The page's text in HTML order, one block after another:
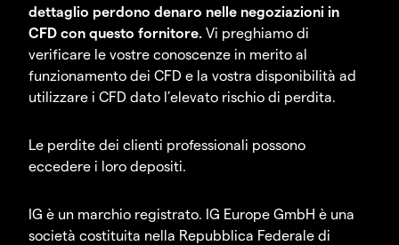
dettaglio perdono denaro nelle negoziazioni in
CFD con questo fornitore. Vi preghiamo di
verificare le vostre conoscenze in merito al
funzionamento dei CFD e la vostra disponibilità ad
utilizzare i CFD dato l’elevato rischio di perdita.
Le perdite dei clienti professionali possono
eccedere i loro depositi.
IG è un marchio registrato. IG Europe GmbH è una
società costituita nella Repubblica Federale di